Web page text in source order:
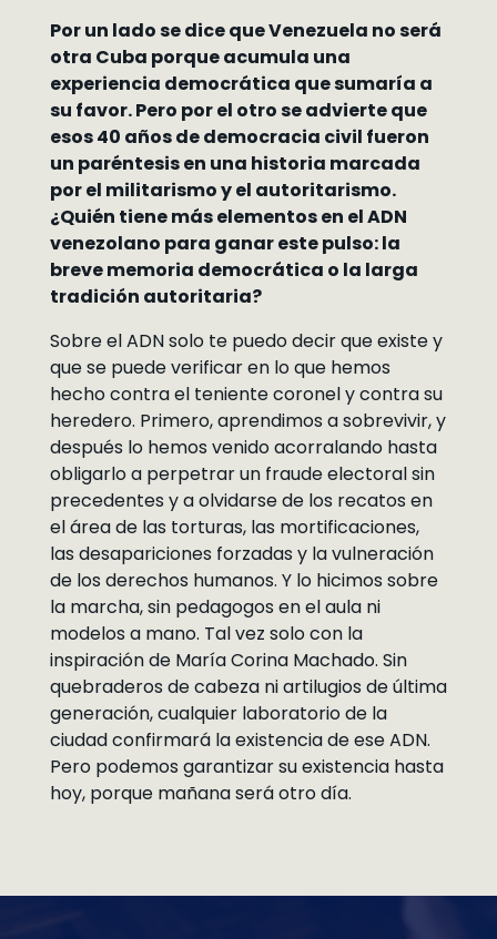
Por un lado se dice que Venezuela no será
otra Cuba porque acumula una
experiencia democrática que sumaría a
su favor. Pero por el otro se advierte que
esos 40 años de democracia civil fueron
un paréntesis en una historia marcada
por el militarismo y el autoritarismo.
¿Quién tiene más elementos en el ADN
venezolano para ganar este pulso: la
breve memoria democrática o la larga
tradición autoritaria?
Sobre el ADN solo te puedo decir que existe y
que se puede verificar en lo que hemos
hecho contra el teniente coronel y contra su
heredero. Primero, aprendimos a sobrevivir, y
después lo hemos venido acorralando hasta
obligarlo a perpetrar un fraude electoral sin
precedentes y a olvidarse de los recatos en
el área de las torturas, las mortificaciones,
las desapariciones forzadas y la vulneración
de los derechos humanos. Y lo hicimos sobre
la marcha, sin pedagogos en el aula ni
modelos a mano. Tal vez solo con la
inspiración de María Corina Machado. Sin
quebraderos de cabeza ni artilugios de última
generación, cualquier laboratorio de la
ciudad confirmará la existencia de ese ADN.
Pero podemos garantizar su existencia hasta
hoy, porque mañana será otro día.